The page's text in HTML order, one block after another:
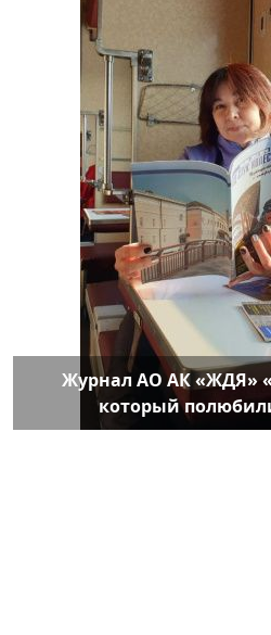
Журнал АО АК «ЖДЯ»
который